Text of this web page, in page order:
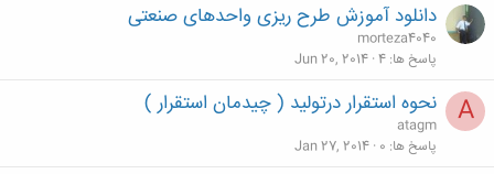
دانلود آموزش طرح ریزی واحدهای صنعتی
morteza4040
پاسخ ها 4
Jun 20, 2014
A نحوه استقرار درتولید ( چیدمان استقرار )
atagm
پاسخ ها 0
Jan 27, 2014